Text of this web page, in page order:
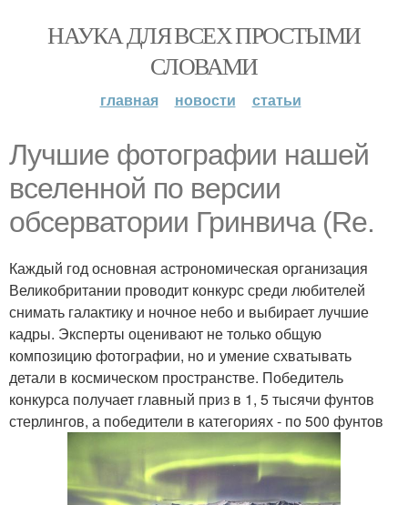
НАУКА ДЛЯ ВСЕХ ПРОСТЫМИ
СЛОВАМИ
главная новости статьи
Лучшие фотографии нашей
вселенной по версии
обсерватории Гринвича (Re.
Каждый год основная астрономическая организация
Великобритании проводит конкурс среди любителей
снимать галактику и ночное небо и выбирает лучшие
кадры. Эксперты оценивают не только общую
композицию фотографии, но и умение схватывать
детали в космическом пространстве. Победитель
конкурса получает главный приз в 1, 5 тысячи фунтов
стерлингов, а победители в категориях - по 500 фунтов